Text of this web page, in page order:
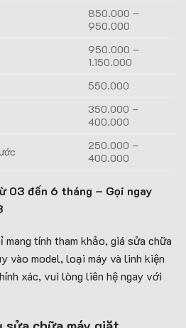
850.000 –
950.000
950.000 –
1.150.000
550.000
350.000 –
400.000
250.000 –
400.000
03 đến 6 tháng – Gọi ngay
mang tính tham khảo, giá sửa chữa
vào model, loại máy và linh kiện
xác, vui lòng liên hệ ngay với